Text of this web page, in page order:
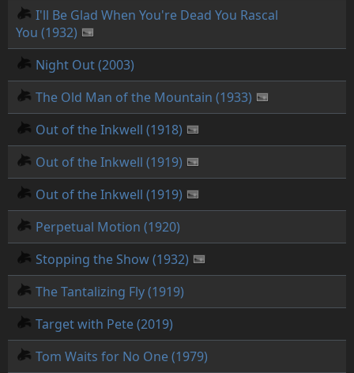
I'll Be Glad When You're Dead You Rascal
You (1932)
Night Out (2003)
The Old Man of the Mountain (1933)
Out of the Inkwell (1918)
Out of the Inkwell (1919)
Out of the Inkwell (1919)
Perpetual Motion (1920)
Stopping the Show (1932)
The Tantalizing Fly (1919)
Target with Pete (2019)
Tom Waits for No One (1979)